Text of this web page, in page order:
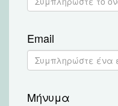
Email
Μήνυμα